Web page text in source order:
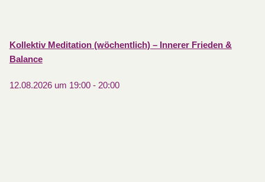
Kollektiv Meditation (wöchentlich) – Innerer Frieden &
Balance
12.08.2026 um 19:00- 20:00